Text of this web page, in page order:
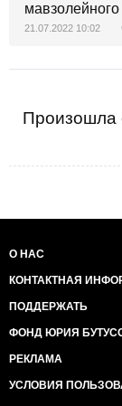
мавзолейного
21.07.2022 10:02
Произошла
О НАС
КОНТАКТНАЯ
ПОДДЕРЖАТЬ
ФОНД ЮРИЯ
РЕКЛАМА
УСЛОВИЯ